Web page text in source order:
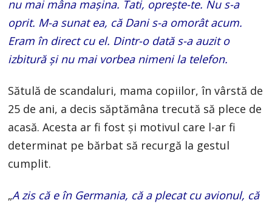
nu mai mâna maşina. Tati, opreşte-te. Nu s-a
oprit. M-a sunat ea, că Dani s-a omorât acum.
Eram în direct cu el. Dintr-o dată s-a auzit o
izbitură şi nu mai vorbea nimeni la telefon.
Sătulă de scandaluri, mama copiilor, în vârstă de
25 de ani, a decis săptămâna trecută să plece de
acasă. Acesta ar fi fost şi motivul care l-ar fi
determinat pe bărbat să recurgă la gestul
cumplit.
„A zis că e în Germania, că a plecat cu avionul, că